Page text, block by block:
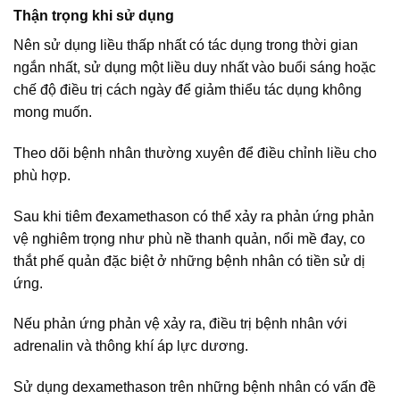
Thận trọng khi sử dụng
Nên sử dụng liều thấp nhất có tác dụng trong thời gian
ngắn nhất, sử dụng một liều duy nhất vào buổi sáng hoặc
chế độ điều trị cách ngày để giảm thiểu tác dụng không
mong muốn.
Theo dõi bệnh nhân thường xuyên để điều chỉnh liều cho
phù hợp.
Sau khi tiêm đexamethason có thể xảy ra phản ứng phản
vệ nghiêm trọng như phù nề thanh quản, nổi mề đay, co
thắt phế quản đặc biệt ở những bệnh nhân có tiền sử dị
ứng.
Nếu phản ứng phản vệ xảy ra, điều trị bệnh nhân với
adrenalin và thông khí áp lực dương.
Sử dụng dexamethason trên những bệnh nhân có vấn đề